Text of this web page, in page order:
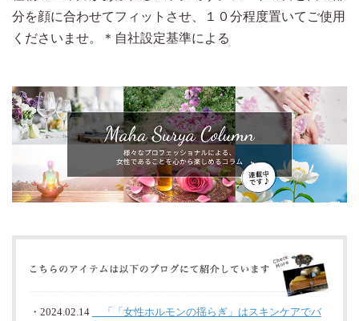
分を顔に合わせてフィットさせ、１０分程度置いてご使用
くださいませ。＊自社設定基準による
・2024.02.14
「「女性ホルモンの揺らぎ」はスキンケアでバ